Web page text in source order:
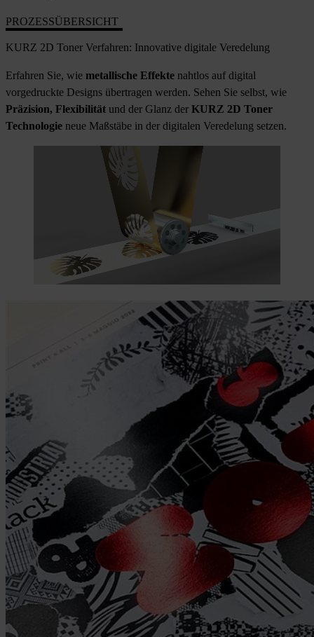
PROZESSÜBERSICHT
KURZ 2D Toner Verfahren: Innovative digitale Veredelung
Erfahren Sie, wie metallische Effekte nahtlos auf digital
vorgedruckte Designs übertragen werden. Sehen Sie selbst, wie
Präzision, Flexibilität und der Glanz der KURZ 2D Toner
Technologie neue Maßstäbe in der digitalen Veredelung setzen.